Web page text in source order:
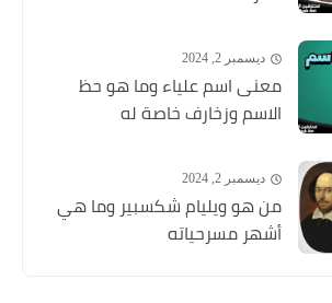
ديسمبر 2, 2024
معنى اسم علياء وما هو حظ
الاسم وزخارف خاصة له
ديسمبر 2, 2024
من هو ويليام شكسبير وما هي
أشهر مسرحياته